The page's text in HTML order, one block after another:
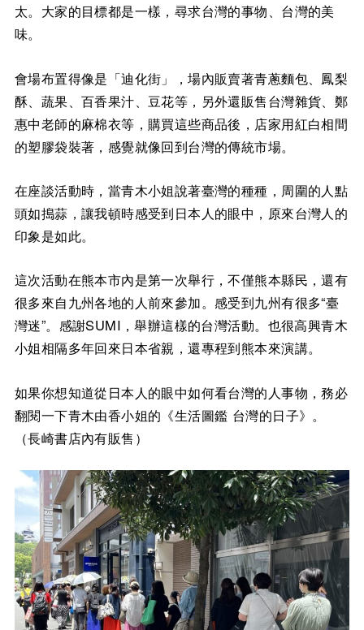
太。大家的目標都是一樣，尋求台灣的事物、台灣的美
味。
會場布置得像是「迪化街」，場內販賣著青蔥麵包、鳳梨
酥、蔬果、百香果汁、豆花等，另外還販售台灣雜貨、鄭
惠中老師的麻棉衣等，購買這些商品後，店家用紅白相間
的塑膠袋裝著，感覺就像回到台灣的傳統市場。
在座談活動時，當青木小姐說著臺灣的種種，周圍的人點
頭如搗蒜，讓我頓時感受到日本人的眼中，原來台灣人的
印象是如此。
這次活動在熊本市內是第一次舉行，不僅熊本縣民，還有
很多來自九州各地的人前來參加。感受到九州有很多“臺
灣迷”。感謝SUMI，舉辦這樣的台灣活動。也很高興青木
小姐相隔多年回來日本省親，還專程到熊本來演講。
如果你想知道從日本人的眼中如何看台灣的人事物，務必
翻閱一下青木由香小姐的《生活圖鑑 台灣的日子》。
（長崎書店內有販售）